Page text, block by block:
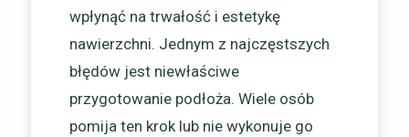
wpłynąć na trwałość i estetykę
nawierzchni. Jednym z najczęstszych
błędów jest niewłaściwe
przygotowanie podłoża. Wiele osób
pomija ten krok lub nie wykonuje go